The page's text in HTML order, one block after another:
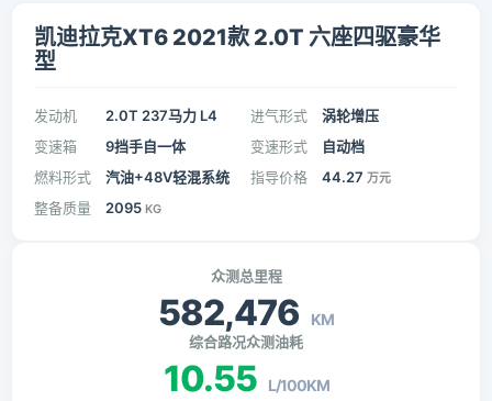
凯迪拉克XT6 2021款 2.0T 六座四驱豪华
型
发动机 2.0T 237马力 L4 进气形式
涡轮增压
变速箱
9挡手自一体 变速形式
自动档
燃料形式
汽油+48V轻混系统 指导价格 44.27 万元
整备质量 2095 KG
众测总里程
582,476 KM
综合路况众测油耗
10.55 L/100KM